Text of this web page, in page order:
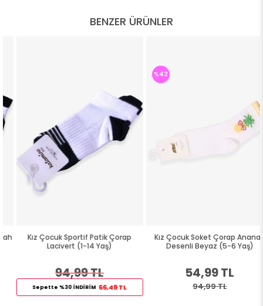
BENZER ÜRÜNLER
Kız Çocuk Sportif Patik Çorap
Lacivert (1-14 Yaş)
94,99 TL
Sepette %30 İNDİRİM 66,49 TL
Kız Çocuk Soket Çorap Ananas
Desenli Beyaz (5-6 Yaş)
54,99 TL
94,99 TL
%42